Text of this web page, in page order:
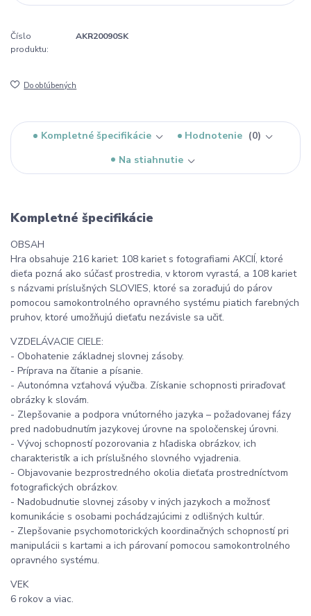
Číslo
produktu:
AKR20090SK
Do obľúbených
Kompletné špecifikácie Hodnotenie
0
Na stiahnutie
Kompletné špecifikácie
OBSAH
Hra obsahuje 216 kariet: 108 kariet s fotografiami AKCIÍ, ktoré
dieťa pozná ako súčasť prostredia, v ktorom vyrastá, a 108 kariet
s názvami príslušných SLOVIES, ktoré sa zoraďujú do párov
pomocou samokontrolného opravného systému piatich farebných
pruhov, ktoré umožňujú dieťaťu nezávisle sa učiť.
VZDELÁVACIE CIELE:
- Obohatenie základnej slovnej zásoby.
- Príprava na čítanie a písanie.
- Autonómna vzťahová výučba. Získanie schopnosti priraďovať
obrázky k slovám.
- Zlepšovanie a podpora vnútorného jazyka – požadovanej fázy
pred nadobudnutím jazykovej úrovne na spoločenskej úrovni.
- Vývoj schopností pozorovania z hľadiska obrázkov, ich
charakteristík a ich príslušného slovného vyjadrenia.
- Objavovanie bezprostredného okolia dieťaťa prostredníctvom
fotografických obrázkov.
- Nadobudnutie slovnej zásoby v iných jazykoch a možnosť
komunikácie s osobami pochádzajúcimi z odlišných kultúr.
- Zlepšovanie psychomotorických koordinačných schopností pri
manipulácii s kartami a ich párovaní pomocou samokontrolného
opravného systému.
VEK
6 rokov a viac.